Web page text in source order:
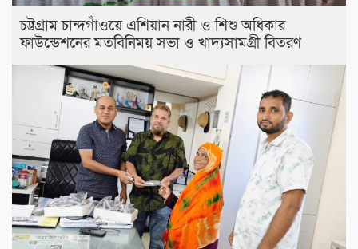
চট্টগ্রাম চান্দগাঁওয়ে এশিয়ান নারী ও শিশু অধিকার
ফাউন্ডেশনের মতবিনিময় সভা ও খাদ্যসামগ্রী বিতরণ